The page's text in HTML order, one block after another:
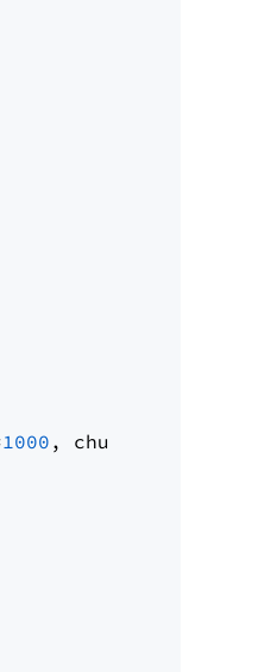
1000 , chunk_overlap=